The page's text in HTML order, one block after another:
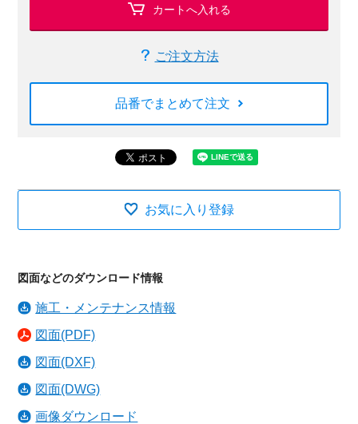
カートへ入れる
ご注文方法
品番でまとめて注文
お気に入り登録
図面などのダウンロード情報
施工・メンテナンス情報
図面(PDF)
図面(DXF)
図面(DWG)
画像ダウンロード